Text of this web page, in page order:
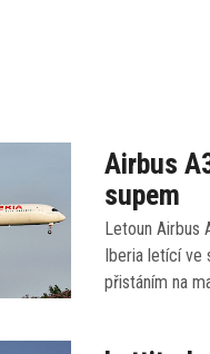
Airbus
supem
Letoun Airbus
Iberia letící ve
přistáním na